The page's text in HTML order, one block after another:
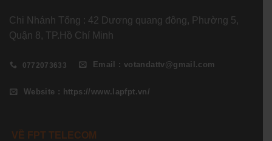
Chi Nhánh Tổng : 42 Dương quang đông, Phường 5,
Quận 8, TP.Hồ Chí Minh
0772073633 Email : votandattv@gmail.com
Website : https://www.lapfpt.vn/
VỀ FPT TELECOM